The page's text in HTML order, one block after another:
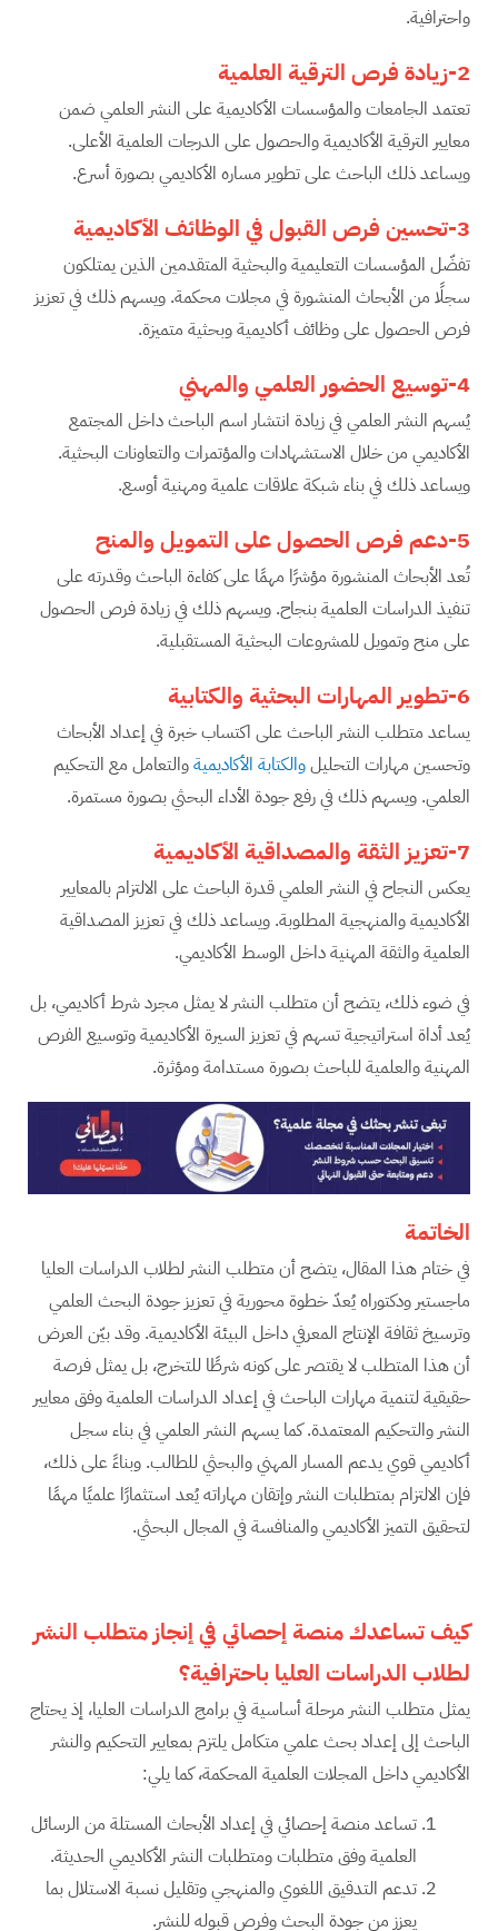
واحترافية.
2-زيادة فرص الترقية العلمية
تعتمد الجامعات والمؤسسات الأكاديمية على النشر العلمي ضمن
معايير الترقية الأكاديمية والحصول على الدرجات العلمية الأعلى.
ويساعد ذلك الباحث على تطوير مساره الأكاديمي بصورة أسرع.
3-تحسين فرص القبول في الوظائف الأكاديمية
تفضّل المؤسسات التعليمية والبحثية المتقدمين الذين يمتلكون
سجلًا من الأبحاث المنشورة في مجلات محكمة. ويسهم ذلك في تعزيز
فرص الحصول على وظائف أكاديمية وبحثية متميزة.
4-توسيع الحضور العلمي والمهني
يُسهم النشر العلمي في زيادة انتشار اسم الباحث داخل المجتمع
الأكاديمي من خلال الاستشهادات والمؤتمرات والتعاونات البحثية.
ويساعد ذلك في بناء شبكة علاقات علمية ومهنية أوسع.
5-دعم فرص الحصول على التمويل والمنح
تُعد الأبحاث المنشورة مؤشرًا مهمًا على كفاءة الباحث وقدرته على
تنفيذ الدراسات العلمية بنجاح. ويسهم ذلك في زيادة فرص الحصول
على منح وتمويل للمشروعات البحثية المستقبلية.
6-تطوير المهارات البحثية والكتابية
يساعد متطلب النشر الباحث على اكتساب خبرة في إعداد الأبحاث
وتحسين مهارات التحليلوالكتابة الأكاديميةوالتعامل مع التحكيم
العلمي. ويسهم ذلك في رفع جودة الأداء البحثي بصورة مستمرة.
7-تعزيز الثقة والمصداقية الأكاديمية
يعكس النجاح في النشر العلمي قدرة الباحث على الالتزام بالمعايير
الأكاديمية والمنهجية المطلوبة. ويساعد ذلك في تعزيز المصداقية
العلمية والثقة المهنية داخل الوسط الأكاديمي.
في ضوء ذلك، يتضح أن متطلب النشر لا يمثل مجرد شرط أكاديمي، بل
يُعد أداة استراتيجية تسهم في تعزيز السيرة الأكاديمية وتوسيع الفرص
المهنية والعلمية للباحث بصورة مستدامة ومؤثرة.
الخاتمة
في ختام هذا المقال، يتضح أن متطلب النشر لطلاب الدراسات العليا
ماجستير ودكتوراه يُعدّ خطوة محورية في تعزيز جودة البحث العلمي
وترسيخ ثقافة الإنتاج المعرفي داخل البيئة الأكاديمية. وقد بيّن العرض
أن هذا المتطلب لا يقتصر على كونه شرطًا للتخرج، بل يمثل فرصة
حقيقية لتنمية مهارات الباحث في إعداد الدراسات العلمية وفق معايير
النشر والتحكيم المعتمدة. كما يسهم النشر العلمي في بناء سجل
أكاديمي قوي يدعم المسار المهني والبحثي للطالب. وبناءً على ذلك،
فإن الالتزام بمتطلبات النشر وإتقان مهاراته يُعد استثمارًا علميًا مهمًا
لتحقيق التميز الأكاديمي والمنافسة في المجال البحثي.
كيف تساعدك منصة إحصائي في إنجاز متطلب النشر
لطلاب الدراسات العليا باحترافية؟
يمثل متطلب النشر مرحلة أساسية في برامج الدراسات العليا، إذ يحتاج
الباحث إلى إعداد بحث علمي متكامل يلتزم بمعايير التحكيم والنشر
الأكاديمي داخل المجلات العلمية المحكمة، كما يلي:
تساعد منصة إحصائي في إعداد الأبحاث المستلة من الرسائل
العلمية وفق متطلبات ومتطلبات النشر الأكاديمي الحديثة.
تدعم التدقيق اللغوي والمنهجي وتقليل نسبة الاستلال بما
يعزز من جودة البحث وفرص قبوله للنشر.